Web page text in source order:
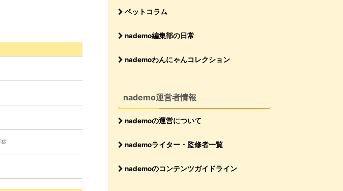
症
ペットコラム
nademo編集部の日常
nademoわんにゃんコレクション
nademo運営者情報
nademoの運営について
nademoライター・監修者一覧
nademoのコンテンツガイドライン